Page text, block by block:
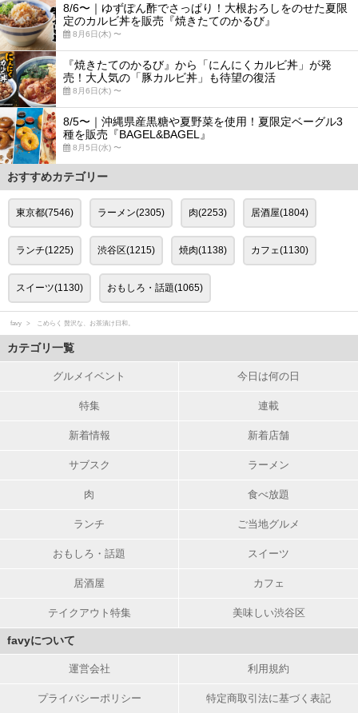
8/6〜｜ゆずぽん酢でさっぱり！大根おろしをのせた夏限
定のカルビ丼を販売『焼きたてのかるび』
8月6日(木) 〜
『焼きたてのかるび』から「にんにくカルビ丼」が発
売！大人気の「豚カルビ丼」も待望の復活
8月6日(木) 〜
8/5〜｜沖縄県産黒糖や夏野菜を使用！夏限定ベーグル3
種を販売『BAGEL&BAGEL』
8月5日(水) 〜
おすすめカテゴリー
東京都(7546) ラーメン(2305) 肉(2253) 居酒屋(1804)
ランチ(1225) 渋谷区(1215) 焼肉(1138) カフェ(1130)
スイーツ(1130) おもしろ・話題(1065)
favy こめらく 贅沢な、お茶漬け日和。
カテゴリ一覧
グルメイベント 今日は何の日
特集 連載
新着情報 新着店舗
サブスク ラーメン
肉 食べ放題
ランチ ご当地グルメ
おもしろ・話題 スイーツ
居酒屋 カフェ
テイクアウト特集 美味しい渋谷区
favyについて
運営会社 利用規約
プライバシーポリシー 特定商取引法に基づく表記